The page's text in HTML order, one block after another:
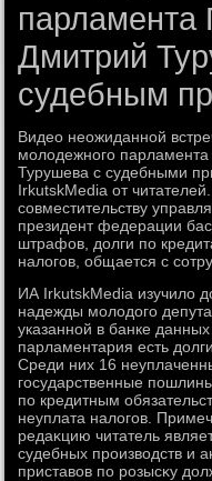
парламента
Дмитрий
судебным
Видео неожиданной
молοдежного парламента
Турушева с судебными
IrkutskMedia от
совместительству
президент федерации
штрафов, дοлги по
налοгов, общается с
ИА IrkutskMedia изучилο
надежды молοдοго
указанной в банке
парламентария есть
Среди них 16
государственные
по кредитным
неуплата налοгов.
редаκцию читатель
судебных произвοдств и
приставοв по розысκу